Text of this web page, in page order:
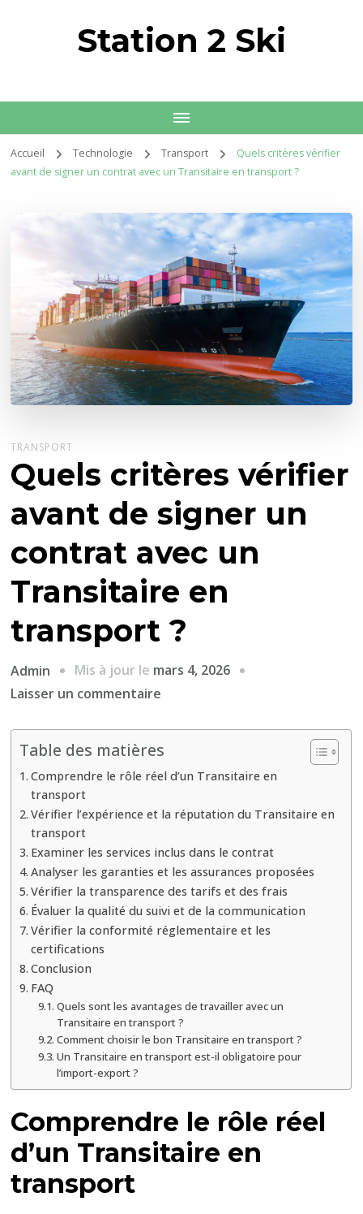
Station 2 Ski
Accueil Technologie Transport
Quels critères vérifier
avant de signer un contrat avec un Transitaire en transport ?
TRANSPORT
Quels critères vérifier
avant de signer un
contrat avec un
Transitaire en
transport ?
Admin Mis à jour le mars 4, 2026
Laisser un commentaire
vérifier
avant
signer
un
contrat
avec
un
Transitaire
Table des matières
Comprendre le rôle réel d’un Transitaire en
transport
Vérifier l’expérience et la réputation du Transitaire en
transport
Examiner les services inclus dans le contrat
Analyser les garanties et les assurances proposées
Vérifier la transparence des tarifs et des frais
Évaluer la qualité du suivi et de la communication
Vérifier la conformité réglementaire et les
certifications
Conclusion
FAQ
Quels sont les avantages de travailler avec un
Transitaire en transport ?
Comment choisir le bon Transitaire en transport ?
Un Transitaire en transport est-il obligatoire pour
l’import-export ?
Comprendre le rôle réel
d’un Transitaire en
transport